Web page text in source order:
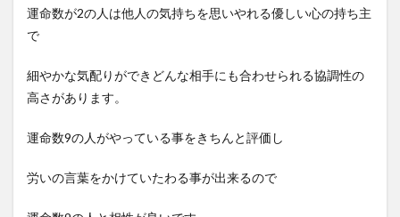
運命数が2の人は他人の気持ちを思いやれる優しい心の持ち主
で
細やかな気配りができどんな相手にも合わせられる協調性の
高さがあります。
運命数9の人がやっている事をきちんと評価し
労いの言葉をかけていたわる事が出来るので